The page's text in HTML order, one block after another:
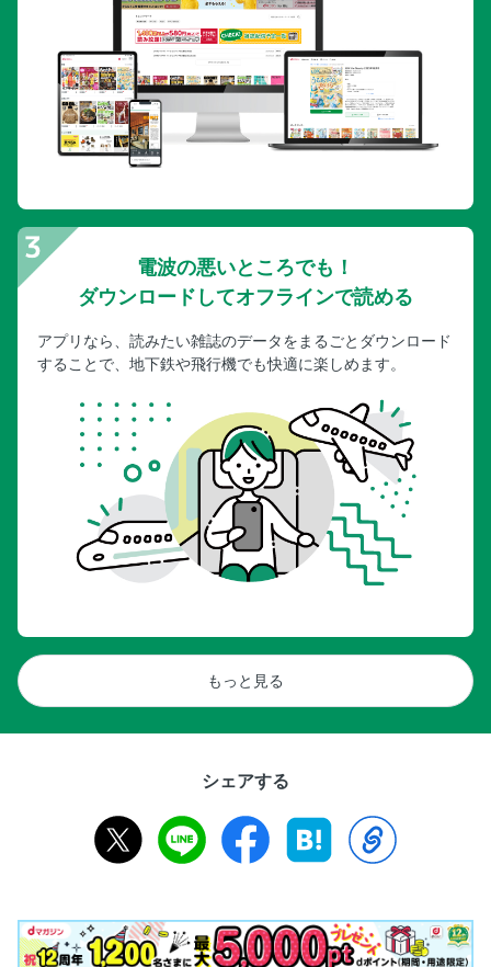
ハワイの基本情報
索引
奥付
オアフ島完全MAP
オアフ島完全MAP／ワイキキトロリー一覧MAP／ワイキキ
オアフ島完全MAP／オアフ島／ハワイ諸島
オアフ島完全MAP／ホノルル／ワイアラエ・アヴェニュー
オアフ島完全MAP／ワイキキ周辺
オアフ島完全MAP／ダウンタウン～アラモアナ
オアフ島完全MAP／ハレイワ／カイルア中心部／カイルア広
域
オアフ島完全MAP／オアフ島の交通
電波の悪いところでも！
ダウンロードしてオフラインで読める
アプリなら、読みたい雑誌のデータをまるごとダウンロード
することで、地下鉄や飛行機でも快適に楽しめます。
もっと見る
シェアする